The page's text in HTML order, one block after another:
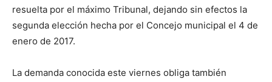
resuelta por el máximo Tribunal, dejando sin efectos la
segunda elección hecha por el Concejo municipal el 4 de
enero de 2017.
La demanda conocida este viernes obliga también